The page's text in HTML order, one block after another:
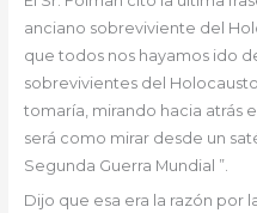
anciano sobreviviente del
que todos nos hayamos ido
sobrevivientes del
tomaría, mirando hacia atrás
será como mirar desde un
Segunda Guerra Mundial ”.
Dijo que esa era la razón por